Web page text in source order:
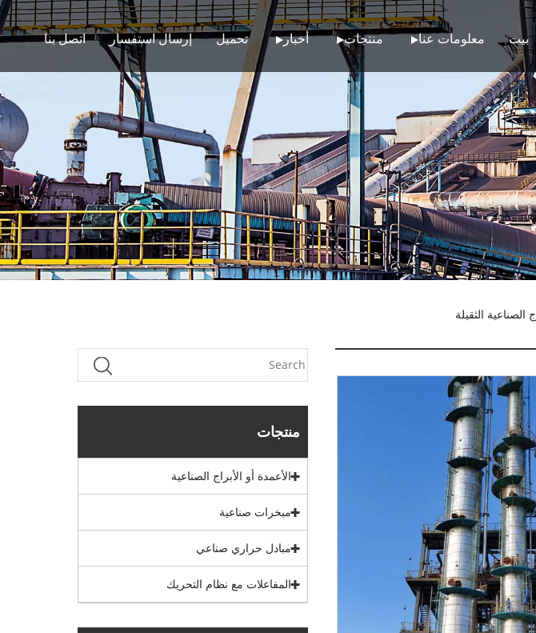
بيت معلومات عنا منتجات أخبار تحميل إرسال استفسار اتصل بنا
الصناعية الثقيلة
منتجات
الأعمدة أو الأبراج الصناعية
مبخرات صناعية
مبادل حراري صناعي
المفاعلات مع نظام التحريك